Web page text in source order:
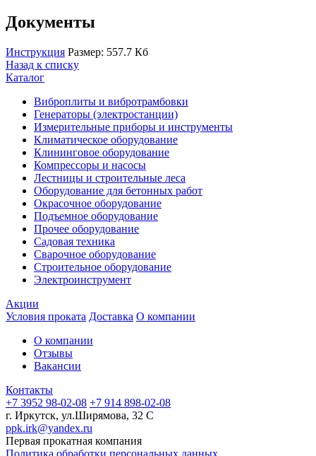
Документы
Инструкция Размер: 557.7 Кб
Назад к списку
Каталог
Виброплиты и вибротрамбовки
Генераторы (электростанции)
Измерительные приборы и инструменты
Климатическое оборудование
Клининговое оборудование
Компрессоры и насосы
Лестницы и строительные леса
Оборудование для бетонных работ
Окрасочное оборудование
Подъемное оборудование
Прочее оборудование
Садовая техника
Сварочное оборудование
Строительное оборудование
Электроинструмент
Акции
Условия проката Доставка О компании
О компании
Отзывы
Вакансии
Контакты
+7 3952 98-02-08 +7 914 898-02-08
г. Иркутск, ул.Ширямова, 32 С
ppk.irk@yandex.ru
Первая прокатная компания
Политика обработки персональных данных